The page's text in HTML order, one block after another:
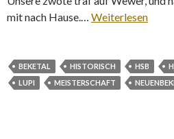
mit nach Hause.… Weiterlesen
BEKETAL HISTORISCH HSB
LUPI
MEISTERSCHAFT